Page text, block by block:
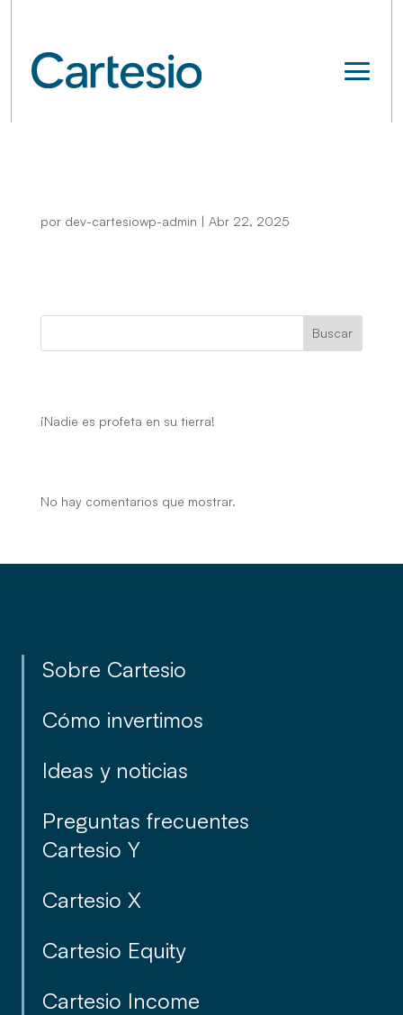
por dev-cartesiowp-admin | Abr 22, 2025
Buscar
¡Nadie es profeta en su tierra!
No hay comentarios que mostrar.
Sobre Cartesio
Cómo invertimos
Ideas y noticias
Preguntas frecuentes
Cartesio Y
Cartesio X
Cartesio Equity
Cartesio Income